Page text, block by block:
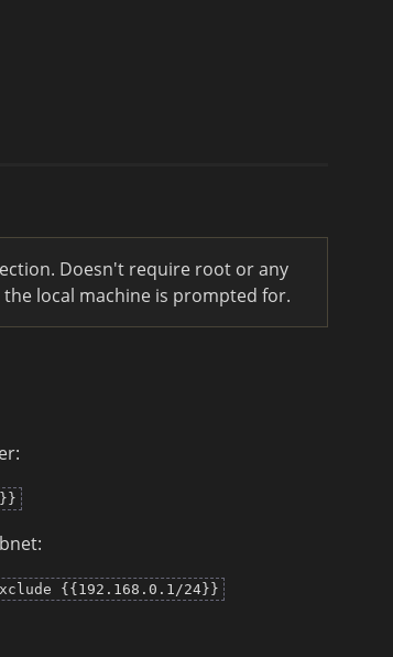
Doesn't require root or any
local machine is prompted for.
{{192.168.0.1/24}}